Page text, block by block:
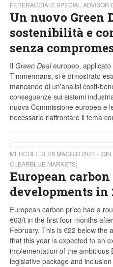
FEDERACCIAI E SPECIAL ADVISOR
Un nuovo Green
sostenibilità e
senza
Il Green Dealeuropeo, applicato
Timmermans, si è dimostrato
mancando di un'analisi costi-
conseguenze sui sistemi
nuova Commissione europea e
necessario riaffrontare il tema
MERCOLEDÌ, 08 MAGGIO 2024
QIN
CLEARBLUE MARKETS)
European
developments in
European carbon price had a
€63/t in the first four months
February. This is €22 below the
that this year is expected to an
implementation of the
legislative package and